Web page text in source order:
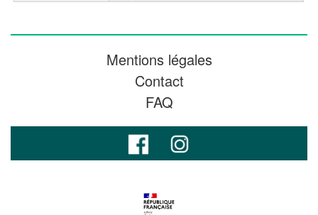
Mentions légales
Contact
FAQ